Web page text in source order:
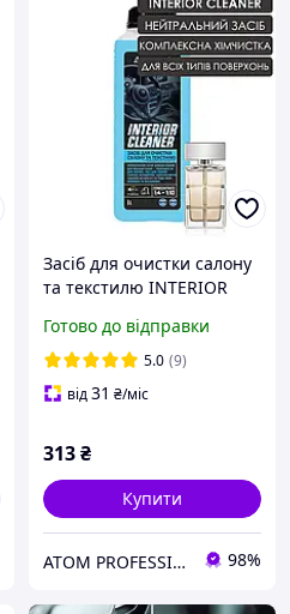
Засіб для очистки салону
та текстилю INTERIOR
ароматом, 1L
Готово до відправки
5.0 (9)
від31 ₴/міс
313₴
Купити
ATOM PROFESSIONAL - Інтернет магазин автохімії 98%